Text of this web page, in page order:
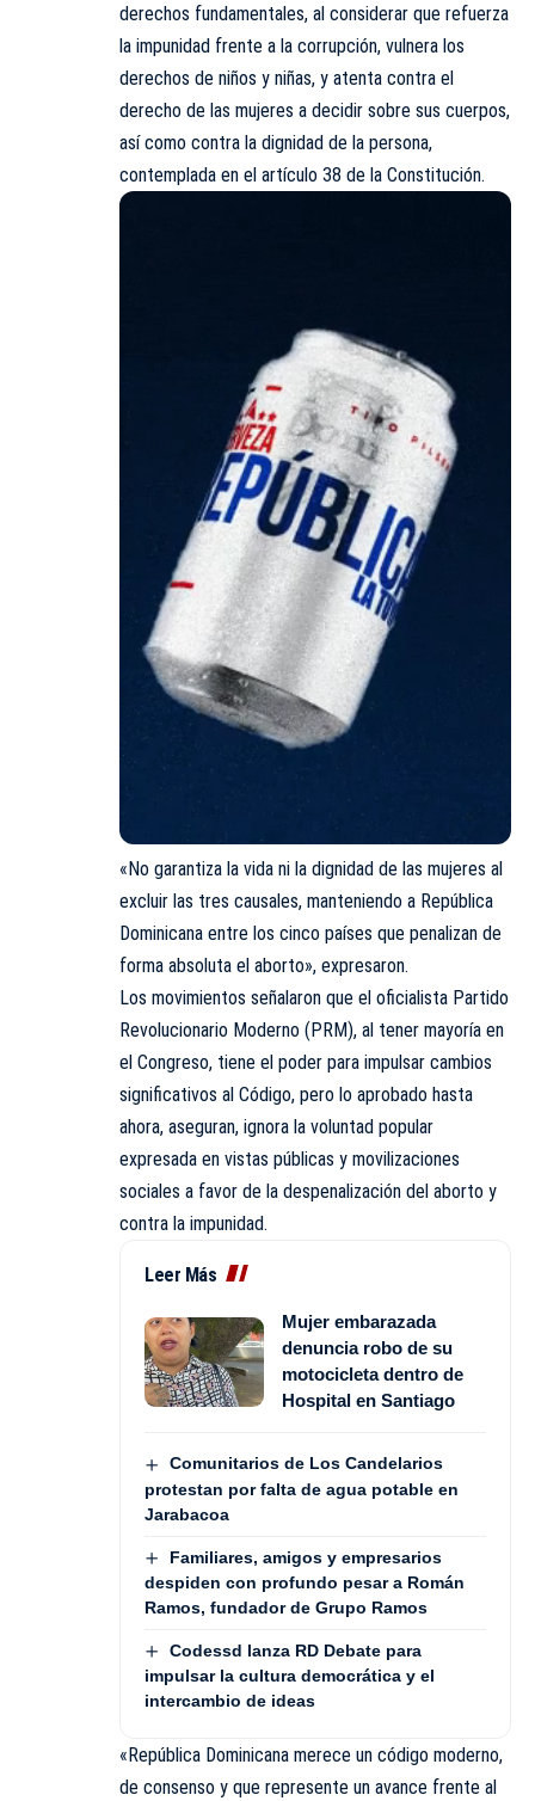
derechos fundamentales, al considerar que refuerza
la impunidad frente a la corrupción, vulnera los
derechos de niños y niñas, y atenta contra el
derecho de las mujeres a decidir sobre sus cuerpos,
así como contra la dignidad de la persona,
contemplada en el artículo 38 de la Constitución.
«No garantiza la vida ni la dignidad de las mujeres al
excluir las tres causales, manteniendo a República
Dominicana entre los cinco países que penalizan de
forma absoluta el aborto», expresaron.
Los movimientos señalaron que el oficialista Partido
Revolucionario Moderno (PRM), al tener mayoría en
el Congreso, tiene el poder para impulsar cambios
significativos al Código, pero lo aprobado hasta
ahora, aseguran, ignora la voluntad popular
expresada en vistas públicas y movilizaciones
sociales a favor de la despenalización del aborto y
contra la impunidad.
Leer Más
Mujer embarazada
denuncia robo de su
motocicleta dentro de
Hospital en Santiago
Comunitarios de Los Candelarios
protestan por falta de agua potable en
Jarabacoa
Familiares, amigos y empresarios
despiden con profundo pesar a Román
Ramos, fundador de Grupo Ramos
Codessd lanza RD Debate para
impulsar la cultura democrática y el
intercambio de ideas
«República Dominicana merece un código moderno,
de consenso y que represente un avance frente al